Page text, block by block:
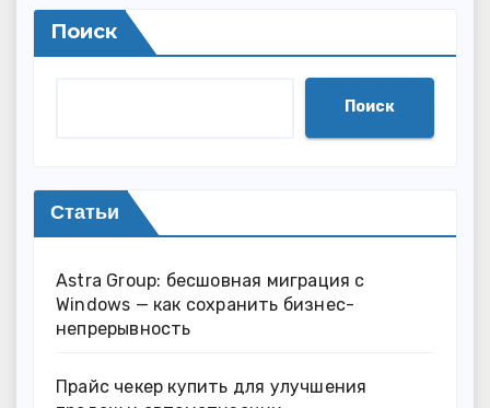
Поиск
Поиск
Статьи
Astra Group: бесшовная миграция с
Windows — как сохранить бизнес-
непрерывность
Прайс чекер купить для улучшения